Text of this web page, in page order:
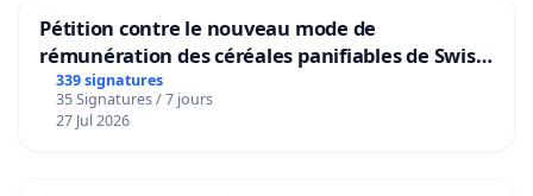
Pétition contre le nouveau mode de
rémunération des céréales panifiables de Swiss
granum basé sur la teneur en protéines
339 signatures
35 Signatures / 7 jours
27 Jul 2026